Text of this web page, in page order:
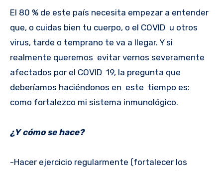
El 80 % de este país necesita empezar a entender
que, o cuidas bien tu cuerpo, o el COVID u otros
virus, tarde o temprano te va a llegar. Y si
realmente queremos evitar vernos severamente
afectados por el COVID 19, la pregunta que
deberíamos haciéndonos en este tiempo es:
como fortalezco mi sistema inmunológico.
¿Y cómo se hace?
-Hacer ejercicio regularmente (fortalecer los